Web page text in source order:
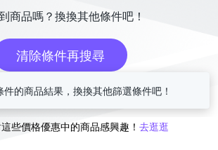
商品嗎？換換其他條件吧！
清除條件再搜尋
或
些價格優惠中的商品感興趣！ 去逛逛
件的商品結果，換換其他篩選條件吧！